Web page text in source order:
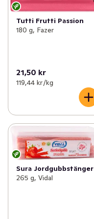
Tutti Frutti Passion
180 g, Fazer
21,50 kr
119,44 kr /kg
Sura Jordgubbstänger
265 g, Vidal